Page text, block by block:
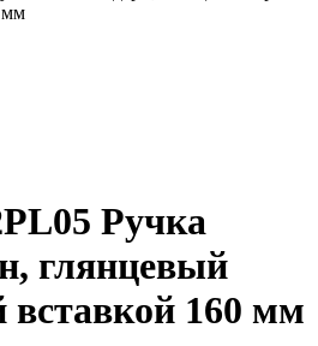
мм
Ручка
глянцевый
вставкой 160 мм